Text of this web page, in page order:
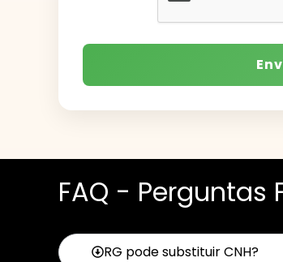
FAQ - Perguntas
RG pode substituir CNH?